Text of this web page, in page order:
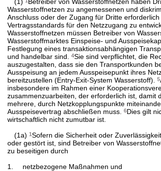
Wasserstoffnetzen zu angemessenen und
Anschluss oder der Zugang für Dritte erforderlich
Vertragsstandards für den Netzzugang zu
Wasserstoffnetzen müssen Betreiber von
Wasserstoffmarktes Einspeise- und
Festlegung eines transaktionsabhängigen
und handelbar sind.
4Sie sind verpflichtet, die
auszugestalten, dass sie den Transportkunden
Ausspeisung an jedem Ausspeisepunkt ihres
bereitzustellen (Entry-Exit-System Wasserstoff).
5
insbesondere im Rahmen einer
zusammenzuarbeiten, der erforderlich ist, damit
mehrere, durch Netzkopplungspunkte
Ausspeisevertrag abschließen muss.
6Dies gilt
wirtschaftlich nicht zumutbar ist.
(1a) 1Sofern die Sicherheit oder
oder gestört ist, sind Betreiber von
zu beseitigen durch
1.
netzbezogene Maßnahmen und